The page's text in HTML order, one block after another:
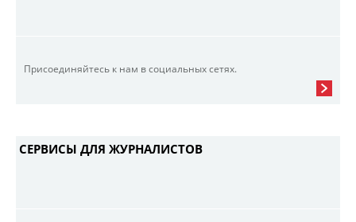
Присоединяйтесь к нам в социальных сетях.
СЕРВИСЫ ДЛЯ ЖУРНАЛИСТОВ